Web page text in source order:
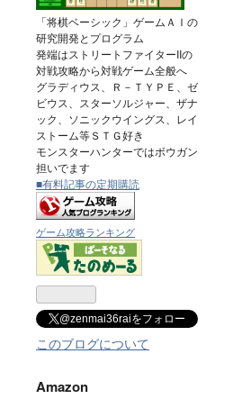
「将棋ベーシック」ゲームＡＩの
研究開発とプログラム
発端はストリートファイターIIの
対戦攻略から対戦ゲーム全般へ
グラディウス、Ｒ－ＴＹＰＥ、ゼ
ビウス、スターソルジャー、ザナ
ック、ソニックウイングス、レイ
ストーム等ＳＴＧ好き
モンスターハンターではボウガン
担いでます
■有料記事の定期購読
ゲーム攻略ランキング
@zenmai36raiをフォロー
このブログについて
Amazon